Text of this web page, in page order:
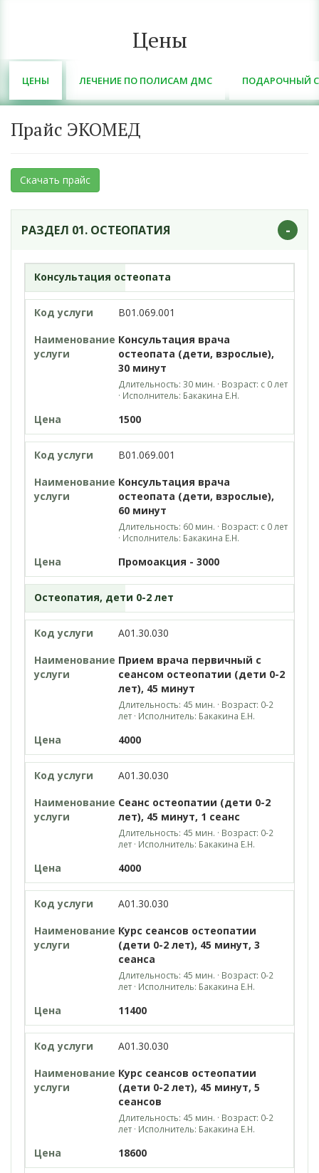
Цены
ЦЕНЫ ЛЕЧЕНИЕ ПО ПОЛИСАМ ДМС ПОДАРОЧНЫЙ
Прайс ЭКОМЕД
Скачать прайс
РАЗДЕЛ 01. ОСТЕОПАТИЯ -
Консультация остеопата
B01.069.001
Консультация врача
остеопата (дети, взрослые),
30 минут
Длительность: 30 мин. · Возраст: с 0 лет
· Исполнитель: Бакакина Е.Н.
1500
B01.069.001
Консультация врача
остеопата (дети, взрослые),
60 минут
Длительность: 60 мин. · Возраст: с 0 лет
· Исполнитель: Бакакина Е.Н.
Промоакция - 3000
Остеопатия, дети 0-2 лет
A01.30.030
Прием врача первичный с
сеансом остеопатии (дети 0-2
лет), 45 минут
Длительность: 45 мин. · Возраст: 0-2
лет · Исполнитель: Бакакина Е.Н.
4000
A01.30.030
Сеанс остеопатии (дети 0-2
лет), 45 минут, 1 сеанс
Длительность: 45 мин. · Возраст: 0-2
лет · Исполнитель: Бакакина Е.Н.
4000
A01.30.030
Курс сеансов остеопатии
(дети 0-2 лет), 45 минут, 3
сеанса
Длительность: 45 мин. · Возраст: 0-2
лет · Исполнитель: Бакакина Е.Н.
11400
A01.30.030
Курс сеансов остеопатии
(дети 0-2 лет), 45 минут, 5
сеансов
Длительность: 45 мин. · Возраст: 0-2
лет · Исполнитель: Бакакина Е.Н.
18600